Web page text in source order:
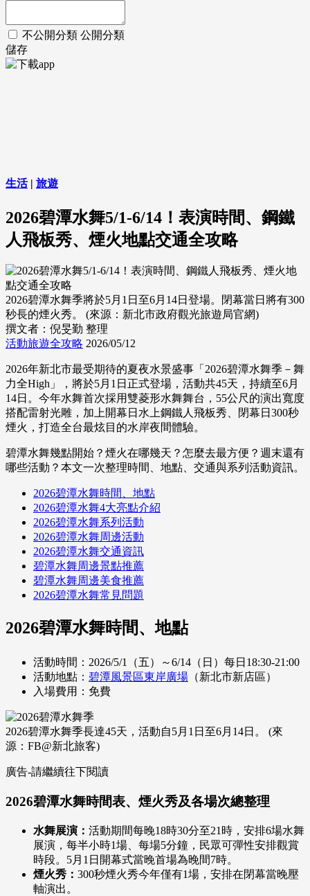
不公開分類 公開分類
儲存
生活| 旅遊
2026碧潭水舞5/1-6/14！表演時間、鋼鐵
人飛板秀、煙火地點交通全攻略
2026碧潭水舞季將於5月1日至6月14日登場。閉幕當日將有300
秒長的煙火秀。 (來源：新北市政府觀光旅遊局官網)
撰文者：倪旻勤 整理
活動旅遊全攻略 2026/05/12
2026年新北市最受期待的夏夜水景盛事「2026碧潭水舞季－舞
力全High」，將於5月1日正式登場，活動共45天，持續至6月
14日。今年水舞首次採用雙菱形水舞舞台，55公尺的演出寬度
搭配雷射光雕，加上開幕日水上鋼鐵人飛板秀、閉幕日300秒
煙火，打造全台最炫目的水岸夜間體驗。
碧潭水舞幾點開始？煙火在哪幾天？怎麼去最方便？週末還有
哪些活動？本文一次整理時間、地點、交通與系列活動資訊。
2026碧潭水舞時間、地點
2026碧潭水舞4大亮點介紹
2026碧潭水舞系列活動
2026碧潭水舞周邊活動
2026碧潭水舞交通資訊
碧潭水舞周邊景點推薦
碧潭水舞周邊美食推薦
2026碧潭水舞常見問題
2026碧潭水舞時間、地點
活動時間：2026/5/1（五）～6/14（日）每日18:30-21:00
活動地點： 碧潭風景區東岸廣場 （新北市新店區）
入場費用：免費
2026碧潭水舞季長達45天，活動自5月1日至6月14日。 (來
源：FB@新北旅客)
廣告-請繼續往下閱讀
2026碧潭水舞時間表、煙火秀及各場次總整理
水舞展演： 活動期間每晚18時30分至21時，安排6場水舞
展演，每半小時1場、每場5分鐘，民眾可彈性安排觀賞
時段。5月1日開幕式當晚首場為晚間7時。
煙火秀： 300秒煙火秀今年僅有1場，安排在閉幕當晚壓
軸演出。